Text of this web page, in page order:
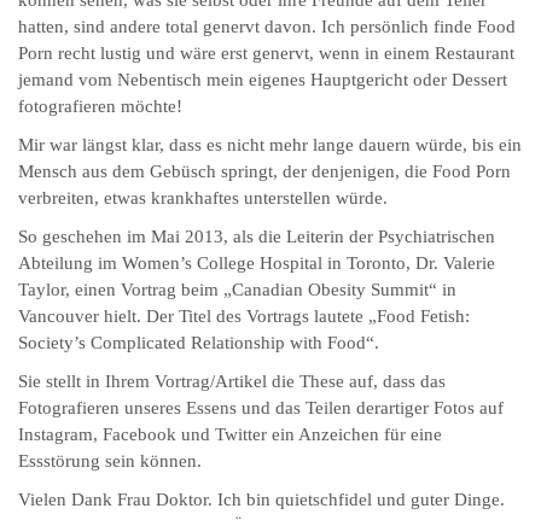
hatten, sind andere total genervt davon. Ich persönlich finde Food
Porn recht lustig und wäre erst genervt, wenn in einem Restaurant
jemand vom Nebentisch mein eigenes Hauptgericht oder Dessert
fotografieren möchte!
Mir war längst klar, dass es nicht mehr lange dauern würde, bis ein
Mensch aus dem Gebüsch springt, der denjenigen, die Food Porn
verbreiten, etwas krankhaftes unterstellen würde.
So geschehen im Mai 2013, als die Leiterin der Psychiatrischen
Abteilung im Women’s College Hospital in Toronto, Dr. Valerie
Taylor, einen Vortrag beim „Canadian Obesity Summit“ in
Vancouver hielt. Der Titel des Vortrags lautete „Food Fetish:
Society’s Complicated Relationship with Food“.
Sie stellt in Ihrem Vortrag/Artikel die These auf, dass das
Fotografieren unseres Essens und das Teilen derartiger Fotos auf
Instagram, Facebook und Twitter ein Anzeichen für eine
Essstörung sein können.
Vielen Dank Frau Doktor. Ich bin quietschfidel und guter Dinge.